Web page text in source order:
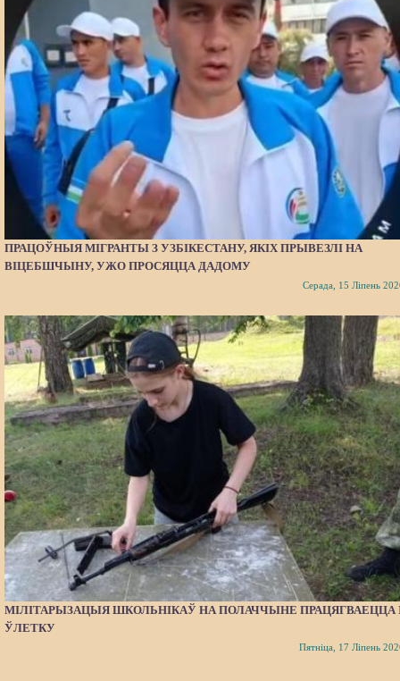
ПРАЦОЎНЫЯ МІГРАНТЫ З УЗБІКЕСТАНУ, ЯКІХ ПРЫВЕЗЛІ НА
ВІЦЕБШЧЫНУ, УЖО ПРОСЯЦЦА ДАДОМУ
Серада, 15 Ліпень
МІЛІТАРЫЗАЦЫЯ ШКОЛЬНІКАЎ НА ПОЛАЧЧЫНЕ ПРАЦЯГВАЕЦЦА
ЎЛЕТКУ
Пятніца, 17 Ліпень